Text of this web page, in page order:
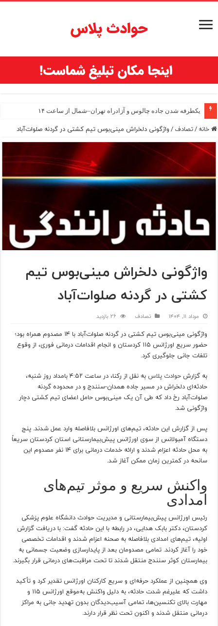
یکطرفه شدن جاده چالوس و آزادراه تهران–شمال از ساعت ۱۴
خانه/تصادف/واژگونی دلخراش مینی‌بوس تیم کشتی در گردنه صلوات‌آباد
واژگونی دلخراش مینی‌بوس تیم
کشتی در گردنه صلوات‌آباد
مرداد ۱۱, ۱۴۰۴ تصادف 26 بازدید
واژگونی مینی‌بوس تیم کشتی در گردنه صلوات‌آباد با ۱۴ مصدوم همراه بود؛
حضور سریع اورژانس ۱۱۵ کردستان و انجام اقدامات درمانی فوری، از وقوع
تلفات جانی جلوگیری کرد.
به گزارشحوادث پلاس
به نقل از رکنا، در ساعت ۴:۵۲ بامداد روز شنبه،
حادثه‌ای دلخراش در مسیر جاده همدان-سنندج و در محدوده گردنه
صلوات‌آباد رخ داد که طی آن یک مینی‌بوس حامل اعضای تیم کشتی دچار
واژگونی شد.
پس از گزارش این حادثه، تیم‌های اورژانس بلافاصله وارد عمل شدند. پنج
دستگاه آمبولانس از سوی اورژانس پیش‌بیمارستانی استان کردستان سریعاً
به محل حادثه اعزام شدند و ارائه خدمات درمانی برای ۱۴ نفر مصدوم این
سانحه در کمترین زمان ممکن آغاز شد.
واکنش سریع و موثر تیم‌های
امدادی
رئیس اورژانس پیش‌بیمارستانی و مدیریت حوادث دانشگاه علوم پزشکی
کردستان، دکتر بابک هدایی، در رابطه با این حادثه گفت: با دریافت گزارش
اولیه، تیم‌های امدادی بلافاصله به صحنه اعزام شدند و اقدامات تخصصی
خود را آغاز کردند. تمامی مصدومان بعد از پایدارسازی وضعیت جسمانی به
بیمارستان کوثر سنندج منتقل شدند تا تحت مراقبت‌های درمانی قرار بگیرند.
وی همچنین از عملکرد حرفه‌ای و سریع کارکنان اورژانس تقدیر کرد و تأکید
داشت که علیرغم شدت حادثه، به دلیل واکنش به‌موقع اورژانس ۱۱۵ و
مهارت بالای تکنسین‌ها، تمامی آسیب‌دیدگان بدون تهدید جانی به مراکز
درمانی منتقل شدند و اکنون تحت نظر قرار دارند.